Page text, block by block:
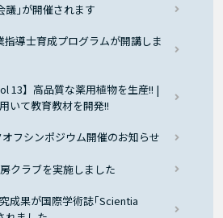
議｣が開催されます
導士育成プログラムが開講しま
13】高品質な薬用植物を生産!! |
いて教育教材を開発!!
フシンポジウム開催のお知らせ
クラブを実施しました
成果が国際学術誌｢Scientia